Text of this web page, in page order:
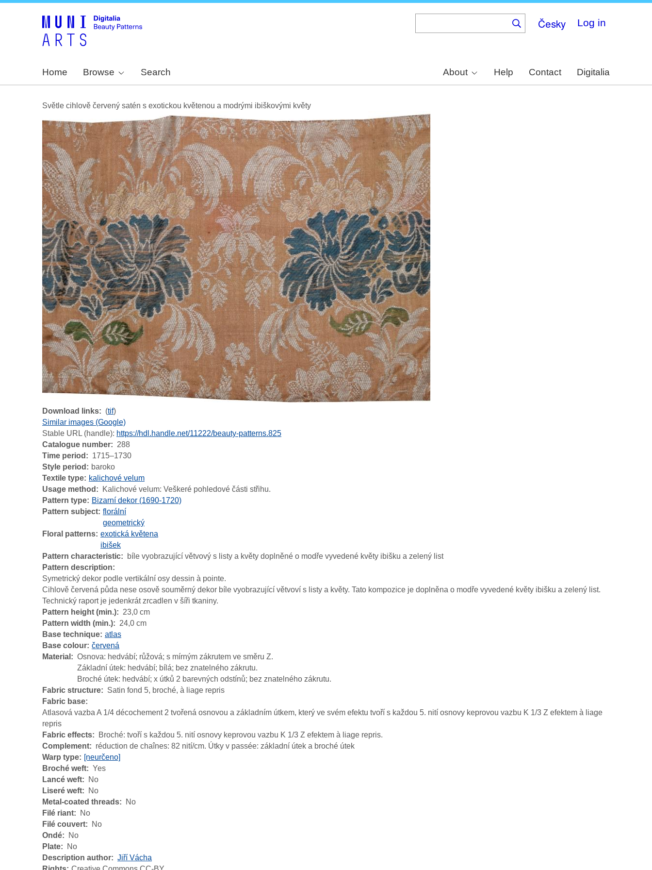
Česky Log in
Home Browse Search About Help Contact Digitalia
Světle cihlově červený satén s exotickou květenou a modrými ibiškovými květy
Download links (tif)
Similar images (Google)
Stable URL (handle): https://hdl.handle.net/11222/beauty-patterns.825
Catalogue number
288
Time period
1715–1730
Style period
baroko
Textile type
kalichové velum
Usage method
Kalichové velum: Veškeré pohledové části střihu.
Pattern type
Bizarní dekor (1690-1720)
Pattern subject florální
geometrický
Floral patterns exotická květena
ibišek
Pattern characteristic
bíle vyobrazující větvový s listy a květy doplněné o modře vyvedené květy ibišku a zelený list
Pattern description
Symetrický dekor podle vertikální osy dessin à pointe.
Cihlově červená půda nese osově souměrný dekor bíle vyobrazující větvoví s listy a květy. Tato kompozice je doplněna o modře vyvedené květy ibišku a zelený list.
Technický raport je jedenkrát zrcadlen v šíři tkaniny.
Pattern height (min.)
23,0 cm
Pattern width (min.)
24,0 cm
Base technique atlas
Base colour červená
Material
Osnova: hedvábí; růžová; s mírným zákrutem ve směru Z.
Základní útek: hedvábí; bílá; bez znatelného zákrutu.
Broché útek: hedvábí; x útků 2 barevných odstínů; bez znatelného zákrutu.
Fabric structure
Satin fond 5, broché, à liage repris
Fabric base
Atlasová vazba A 1/4 décochement 2 tvořená osnovou a základním útkem, který ve svém efektu tvoří s každou 5. nití osnovy keprovou vazbu K 1/3 Z efektem à liage
repris
Fabric effects
Broché: tvoří s každou 5. nití osnovy keprovou vazbu K 1/3 Z efektem à liage repris.
Complement
réduction de chaînes: 82 nití/cm. Útky v passée: základní útek a broché útek
Warp type
[neurčeno]
Broché weft
Yes
Lancé weft
No
Liseré weft
No
Metal-coated threads
No
Filé riant
No
Filé couvert
No
Ondé
No
Plate
No
Description author
Jiří Vácha